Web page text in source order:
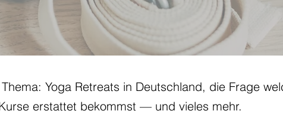
Yoga Retreats in Deutschland, die Frage
erstattet bekommst — und vieles mehr.